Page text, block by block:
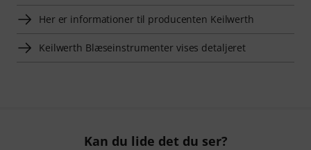
Her er informationer til producenten Keilwerth
Keilwerth Blæseinstrumenter vises detaljeret
Kan du lide det du ser?